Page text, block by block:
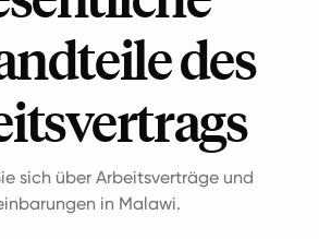
des
sich über Arbeitsverträge und
in Malawi.